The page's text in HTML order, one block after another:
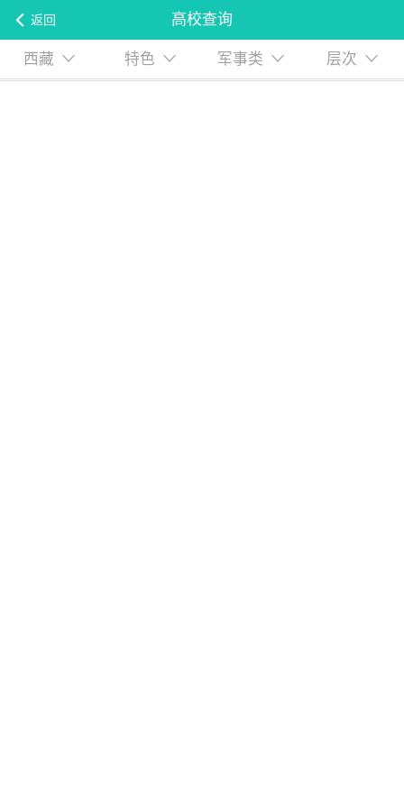
返回 高校查询
西藏 特色 军事类 层次